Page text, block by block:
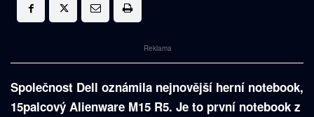
Reklama
Společnost Dell oznámila nejnovější herní notebook,
15palcový Alienware M15 R5. Je to první notebook z